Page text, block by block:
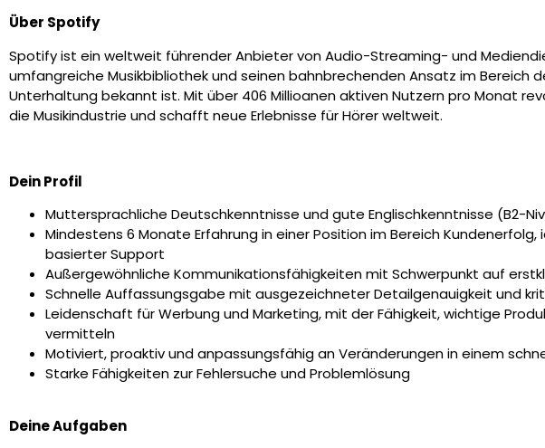
Über Spotify
Spotify ist ein weltweit führender Anbieter von Audio-Streaming- und
umfangreiche Musikbibliothek und seinen bahnbrechenden Ansatz im Bereich
Unterhaltung bekannt ist. Mit über 406 Millioanen aktiven Nutzern pro Monat
die Musikindustrie und schafft neue Erlebnisse für Hörer weltweit.
Dein Profil
Muttersprachliche Deutschkenntnisse und gute Englischkenntnisse (B2-
Mindestens 6 Monate Erfahrung in einer Position im Bereich
basierter Support
Außergewöhnliche Kommunikationsfähigkeiten mit Schwerpunkt auf
Schnelle Auffassungsgabe mit ausgezeichneter Detailgenauigkeit und
Leidenschaft für Werbung und Marketing, mit der Fähigkeit, wichtige
vermitteln
Motiviert, proaktiv und anpassungsfähig an Veränderungen in einem
Starke Fähigkeiten zur Fehlersuche und Problemlösung
Deine Aufgaben